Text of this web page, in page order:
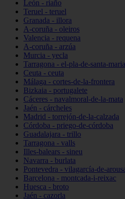
León - riaño
Teruel - teruel
Granada - illora
A-coruña - oleiros
Valencia - requena
A-coruña - arzúa
Murcia - yecla
Tarragona - el-pla-de-santa-maria
Ceuta - ceuta
Málaga - cortes-de-la-frontera
Bizkaia - portugalete
Cáceres - navalmoral-de-la-mata
Jaén - cárcheles
Madrid - torrejón-de-la-calzada
Córdoba - priego-de-córdoba
Guadalajara - trillo
Tarragona - valls
Illes-balears - sineu
Navarra - burlata
Pontevedra - vilagarcía-de-
Barcelona - montcada-i-reixac
Huesca - broto
Jaén - cazorla